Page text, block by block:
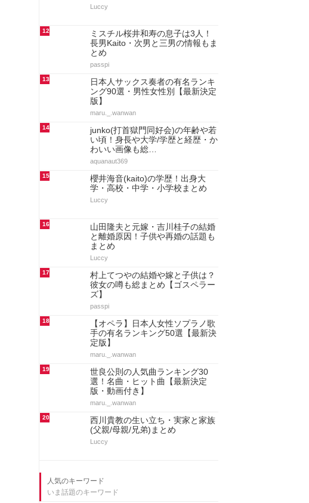
Luccy
12
ミスチル桜井和寿の息子は3人！
長男Kaito・次男と三男の情報もま
とめ
passpi
13
日本人サックス奏者の有名ランキ
ング90選・男性女性別【最新決定
版】
maru._.wanwan
14
junko(打首獄門同好会)の年齢や若
い頃！身長や大学/学歴と経歴・か
わいい画像も総…
aquanaut369
15
櫻井海音(kaito)の学歴！出身大
学・高校・中学・小学校まとめ
Luccy
16
山田隆夫と元嫁・吉川桂子の結婚
と離婚原因！子供や再婚の話題も
まとめ
Luccy
17
村上てつやの結婚や嫁と子供は？
彼女の噂も総まとめ【ゴスペラー
ズ】
passpi
18
【オペラ】日本人女性ソプラノ歌
手の有名ランキング50選【最新決
定版】
maru._.wanwan
19
世良公則の人気曲ランキング30
選！名曲・ヒット曲【最新決定
版・動画付き】
maru._.wanwan
20
西川貴教の生い立ち・実家と家族
(父親/母親/兄弟)まとめ
Luccy
人気のキーワード
いま話題のキーワード